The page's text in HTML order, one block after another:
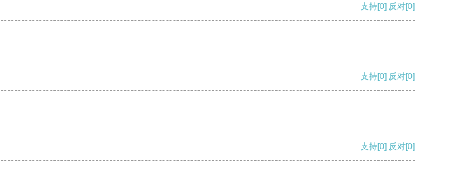
支持[0] 反对[0]
支持[0] 反对[0]
支持[0] 反对[0]